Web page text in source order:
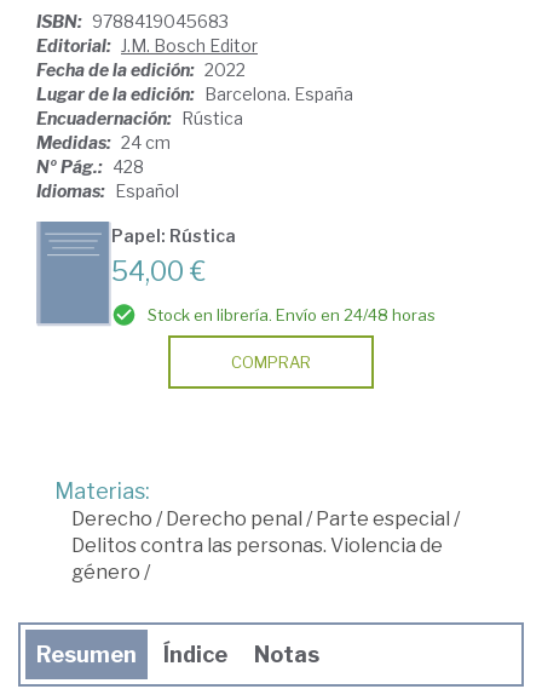
ISBN: 9788419045683
Editorial: J.M. Bosch Editor
Fecha de la edición: 2022
Lugar de la edición:
Barcelona. España
Encuadernación:
Rústica
Medidas: 24 cm
Nº Pág.: 428
Idiomas:
Español
Papel: Rústica
54,00 €
Stock en librería. Envío en 24/48 horas
COMPRAR
Materias:
Derecho / Derecho penal / Parte especial /
Delitos contra las personas. Violencia de
género /
Resumen Índice Notas